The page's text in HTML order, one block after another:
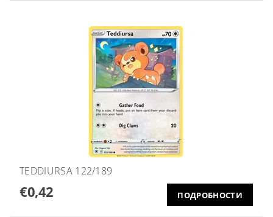
TEDDIURSA 122/189
€0,42 ПОДРОБНОСТИ